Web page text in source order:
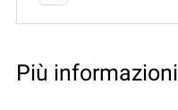
Più informazioni